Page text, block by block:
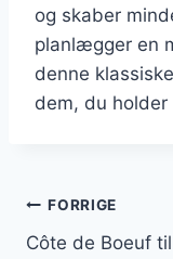
og skaber
planlægger en
denne
dem, du holder
FORRIGE
Côte de Boeuf til